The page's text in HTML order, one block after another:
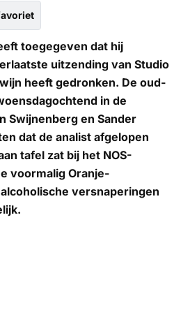
toegegeven dat hij
uitzending van Studio
heeft gedronken. De oud-
in de
Swijnenberg en Sander
dat de analist afgelopen
tafel zat bij het NOS-
voormalig Oranje-
versnaperingen